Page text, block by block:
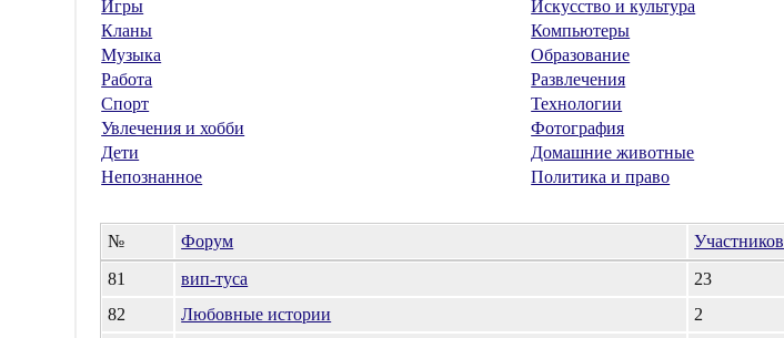
Игры
Искусство и культура
Кланы
Компьютеры
Музыка
Образование
Работа
Развлечения
Спорт
Технологии
Увлечения и хобби
Фотография
Дети
Домашние животные
Непознанное
Политика и право
№ Форум Участников
81
вип-туса 23
82
Любовные истории 2